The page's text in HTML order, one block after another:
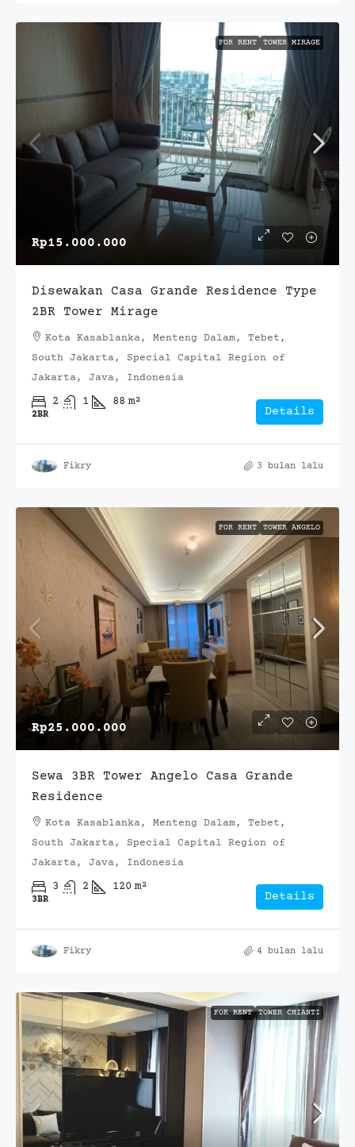
FOR RENT TOWER MIRAGE
Rp15.000.000
Disewakan Casa Grande Residence Type
2BR Tower Mirage
Kota Kasablanka, Menteng Dalam, Tebet,
South Jakarta, Special Capital Region of
Jakarta, Java, Indonesia
2 1 88 m²
2BR Details
Fikry 3 bulan lalu
FOR RENT TOWER ANGELO
Rp25.000.000
Sewa 3BR Tower Angelo Casa Grande
Residence
Kota Kasablanka, Menteng Dalam, Tebet,
South Jakarta, Special Capital Region of
Jakarta, Java, Indonesia
3 2 120 m²
3BR Details
Fikry 4 bulan lalu
FOR RENT TOWER CHIANTI